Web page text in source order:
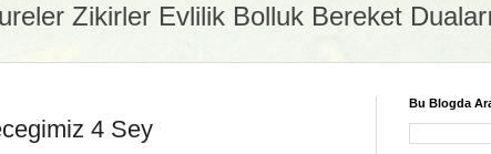
Zikirler Evlilik Bolluk Bereket Duaları
4 Sey
Bu Blogda